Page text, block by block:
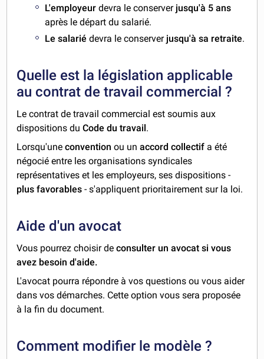
L'employeur devra le conserver jusqu'à 5 ans
après le départ du salarié.
Le salarié devra le conserver jusqu'à sa retraite.
Quelle est la législation applicable
au contrat de travail commercial ?
Le contrat de travail commercial est soumis aux
dispositions duCode du travail .
Lorsqu'une convention ou unaccord collectif a été
négocié entre les organisations syndicales
représentatives et les employeurs, ses dispositions -
plus favorables - s'appliquent prioritairement sur la loi.
Aide d'un avocat
Vous pourrez choisir deconsulter un avocat si vous
avez besoin d'aide.
L'avocat pourra répondre à vos questions ou vous aider
dans vos démarches. Cette option vous sera proposée
à la fin du document.
Comment modifier le modèle ?